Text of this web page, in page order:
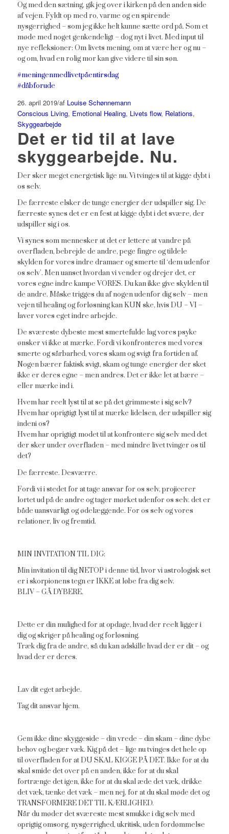
Og med den sætning, gik jeg over i kirken på den anden side
af vejen. Fyldt op med ro, varme og en spirende
nysgerrighed – som jeg ikke helt kunne sætte ord på. Som et
møde med noget genkendeligt – dog nyt i livet. Med input til
nye refleksioner: Om livets mening, om at være her og nu –
og om, hvad en rolig mor kan give videre til sin søn.
#meningenmedlivetpåentirsdag
#dåbforude
26. april 2019/af Louise Schønnemann
Conscious Living, Emotional Healing, Livets flow, Relations,
Skyggearbejde
Det er tid til at lave
skyggearbejde. Nu.
Der sker meget energetisk lige nu. Vi tvinges til at kigge dybt i
os selv.
De færreste elsker de tunge energier der udspiller sig. De
færreste synes det er en fest at kigge dybt i det svære, der
udspiller sig i os.
Vi synes som mennesker at det er lettere at vandre på
overfladen, bebrejde de andre, pege fingre og tildele
skylden for vores indre dramaer og smerte til ‘dem udenfor
os selv’. Men uanset hvordan vi vender og drejer det, er
vores egne indre kampe VORES. Du kan ikke give skylden til
de andre. Måske trigges du af nogen udenfor dig selv – men
vejen til healing og forløsning kan KUN ske, hvis DU – VI –
laver vores eget indre arbejde.
De sværeste dybeste mest smertefulde lag vores psyke
ønsker vi ikke at mærke. Fordi vi konfronteres med vores
smerte og sårbarhed, vores skam og svigt fra fortiden af.
Nogen bærer faktisk svigt, skam og tunge energier der sket
ikke er deres egne – men andres. Det er ikke let at bære –
eller mærke ind i.
Hvem har reelt lyst til at se på det grimmeste i sig selv?
Hvem har oprigtigt lyst til at mærke lidelsen, der udspiller sig
indeni os?
Hvem har oprigtigt modet til at konfrontere sig selv med det
der sker under overfladen – med mindre livet tvinger os til
det?
De færreste. Desværre.
Fordi vi i stedet for at tage ansvar for os selv, projicerer
lortet ud på de andre og tager mørket udenfor os selv. det er
både uansvarligt og ødelæggende. For os selv og vores
relationer, liv og fremtid.
MIN INVITATION TIL DIG:
Min invitation til dig NETOP i denne tid, hvor vi astrologisk set
er i skorpionens tegn er IKKE at løbe fra dig selv.
BLIV – GÅ DYBERE.
Dette er din mulighed for at opdage, hvad der reelt ligger i
dig og skriger på healing og forløsning.
Træk dig fra de andre, så du kan adskille hvad der er dit – og
hvad der er deres.
Lav dit eget arbejde.
Tag dit ansvar hjem.
Gem ikke dine skyggeside – din vrede – din skam – dine dybe
behov og begær væk. Kig på det – lige nu tvinges det hele op
til overfladen for at DU SKAL KIGGE PÅ DET. Ikke for at du
skal smide det over på en anden, ikke for at du skal
fortrænge det igen, ikke for at du skal æde det væk, drikke
det væk, tænke det væk – men nej, for at du skal møde det og
TRANSFORMERE DET TIL KÆRLIGHED.
Når du møder det sværeste mest smukke i dig selv med
oprigtig omsorg, nysgerrighed, ukritisk, uden fordømmelse